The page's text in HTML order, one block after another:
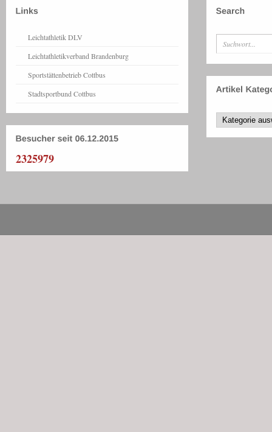
Leichtathletik DLV
Leichtathletikverband Brandenburg
Sportstättenbetrieb Cottbus
Stadtsportbund Cottbus
2325979